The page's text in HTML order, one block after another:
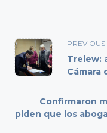
<span
class="nav-
subtitle
reader-
text">Page</span>
Trelew:
Cámara
Confirmaron
piden que los